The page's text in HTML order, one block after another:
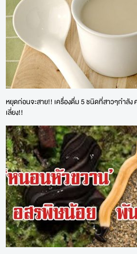
หยุดก่อนจะสาย!! เครื่องดื่ม 5 ชนิดที่สาวๆกำลั
เลี่ยง!!